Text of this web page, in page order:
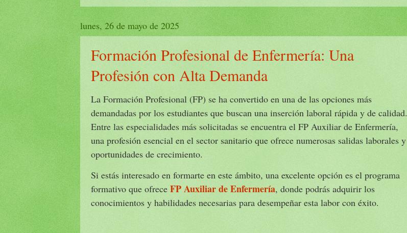
lunes, 26 de mayo de 2025
Formación Profesional de Enfermería: Una
Profesión con Alta Demanda
La Formación Profesional (FP) se ha convertido en una de las opciones más
demandadas por los estudiantes que buscan una inserción laboral rápida y de calidad.
Entre las especialidades más solicitadas se encuentra el FP Auxiliar de Enfermería,
una profesión esencial en el sector sanitario que ofrece numerosas salidas laborales y
oportunidades de crecimiento.
Si estás interesado en formarte en este ámbito, una excelente opción es el programa
formativo que ofrece FP Auxiliar de Enfermería, donde podrás adquirir los
conocimientos y habilidades necesarias para desempeñar esta labor con éxito.